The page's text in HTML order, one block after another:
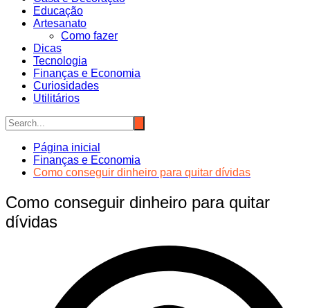
Educação
Artesanato
Como fazer
Dicas
Tecnologia
Finanças e Economia
Curiosidades
Utilitários
Página inicial
Finanças e Economia
Como conseguir dinheiro para quitar dívidas
Como conseguir dinheiro para quitar
dívidas